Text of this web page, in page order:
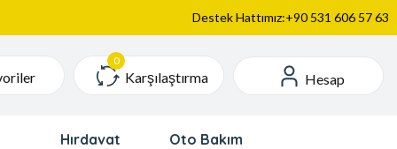
Destek Hattımız:+90 531 606 57 63
Karşılaştırma Hesap
Hırdavat
Oto Bakım